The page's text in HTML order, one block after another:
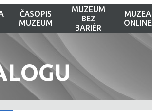
ČASOPIS
MUZEUM
MUZEUM
BEZ
BARIÉR
MUZEA
ONLINE